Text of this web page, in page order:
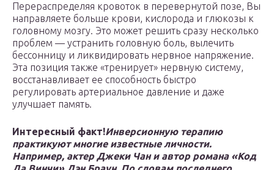
Перераспределяя кровоток в перевернутой позе, Вы
направляете больше крови, кислорода и глюкозы к
головному мозгу. Это может решить сразу несколько
проблем — устранить головную боль, вылечить
бессонницу и ликвидировать нервное напряжение.
Эта позиция также «тренирует» нервную систему,
восстанавливает ее способность быстро
регулировать артериальное давление и даже
улучшает память.
Интересный факт!Инверсионную терапию
практикуют многие известные личности.
Например, актер Джеки Чан и автор романа «Код